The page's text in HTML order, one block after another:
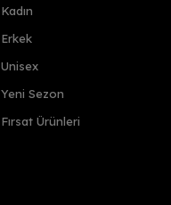
Kadın
Erkek
Unisex
Yeni Sezon
Fırsat Ürünleri